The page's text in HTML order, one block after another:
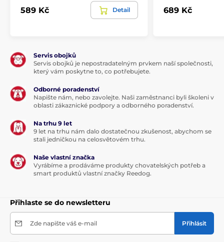
Příslušenství ohradníky
589 Kč Detail 689 Kč
Servis obojků
Servis obojků je nepostradatelným prvkem naší společnosti,
který vám poskytne to, co potřebujete.
Odborné poradenství
Napište nám, nebo zavolejte. Naši zaměstnanci byli školeni v
oblasti zákaznické podpory a odborného poradenství.
Na trhu 9 let
9 let na trhu nám dalo dostatečnou zkušenost, abychom se
stali jedničkou na celosvětovém trhu.
Naše vlastní značka
Vyrábíme a prodáváme produkty chovatelských potřeb a
smart produktů vlastní značky Reedog.
Přihlaste se do newsletteru
Zde napište váš e-mail Přihlásit